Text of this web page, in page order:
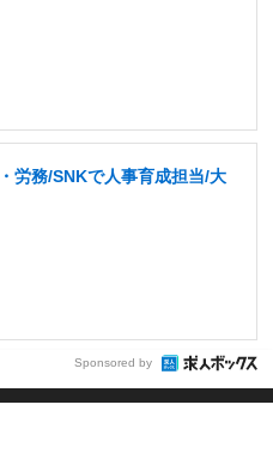
労務/SNKで人事育成担当/大
Sponsored by